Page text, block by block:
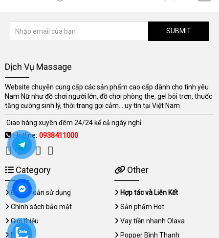
SUBMIT
Dịch Vụ Massage
Website chuyên cung cấp các sản phẩm cao cấp dành cho tình yêu
Nam Nữ như đồ chơi người lớn, đồ chơi phòng the, gel bôi trơn, thuốc
tăng cường sinh lý, thời trang gợi cảm... uy tín tại Việt Nam
Giao hàng xuyên đêm 24/24 kể cả ngày nghỉ
Hotline: 0938411000
Category
Điều khoản sử dụng
Chính sách bảo mật
Giới thiệu
Liên hệ
Other
Hợp tác và Liên Kết
Sản phẩm Hot
Vay tiền nhanh Olava
Popper Bình Thạnh